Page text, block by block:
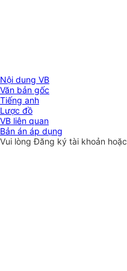
Nội dung VB
Văn bản gốc
Tiếng anh
Lược đồ
VB liên quan
Bản án áp dụng
Vui lòngĐăng ký tài khoản hoặc